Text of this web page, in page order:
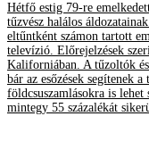
Hétfő estig 79-re
tűzvész halálos
eltűntként számon tartott
televízió. Előrejelzések
Kaliforniában. A tűzoltók
bár az esőzések segítenek
földcsuszamlásokra is
mintegy 55 százalékát